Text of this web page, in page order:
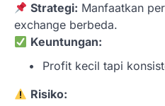
Strategi: Manfaatkan
exchange berbeda.
Keuntungan:
Profit kecil tapi
Risiko: